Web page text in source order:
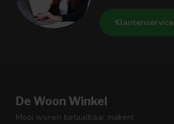
Klantenservice
De Woon Winkel
Mooi wonen betaalbaar maken!